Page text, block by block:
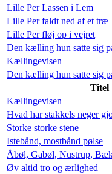
Lille Per Lassen i Lem
Lille Per faldt ned af et træ
Lille Per fløj op i vejret
Den kælling hun satte sig
Kællingevisen
Den kælling hun satte sig
Titel
Kællingevisen
Hvad har stakkels neger
Storke storke stene
Istebånd, mostbånd pølse
Åbøl, Gabøl, Nustrup,
Øv altid tro og ærlighed